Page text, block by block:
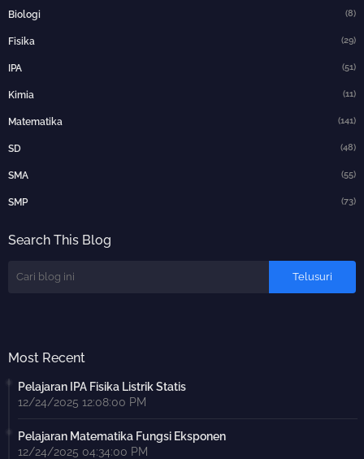
Biologi (8)
Fisika (29)
IPA (51)
Kimia (11)
Matematika (141)
SD (48)
SMA (55)
SMP (73)
Search This Blog
Most Recent
Pelajaran IPA Fisika Listrik Statis
12/24/2025 12:08:00 PM
Pelajaran Matematika Fungsi Eksponen
12/24/2025 04:34:00 PM